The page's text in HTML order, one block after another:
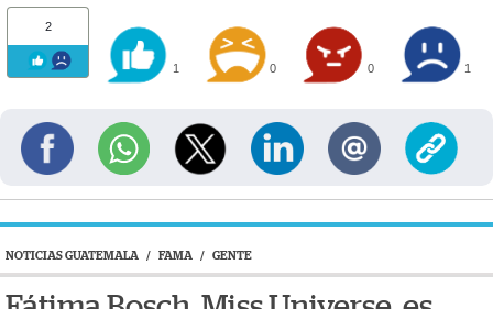
2
1 0 0 1
NOTICIAS GUATEMALA / FAMA / GENTE